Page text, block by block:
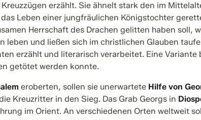
erzählt. Sie ähnelt stark den im
Leben einer jungfräulichen Königstochter
Herrschaft des Drachen gelitten haben soll,
leben und ließen sich im christlichen Glauben
erzählt und literarisch verarbeitet. Eine
getötet werden konnte.
eroberten, sollen sie unerwartete Hilfe von
Kreuzritter in den Sieg. Das Grab Georgs in
im Orient. An verschiedenen Orten weltweit